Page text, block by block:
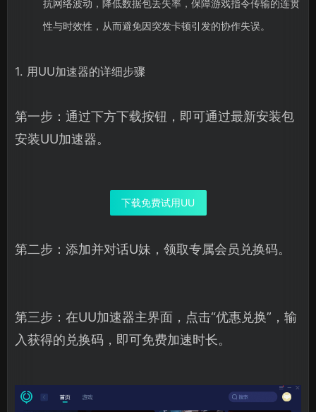
抗网络波动，降低数据包丢失率，保障游戏指令传输的连贯
性与时效性，从而避免因突发卡顿引发的协作失误。
1. 用UU加速器的详细步骤
第一步：通过下方下载按钮，即可通过最新安装包
安装UU加速器。
下载免费试用UU
第二步：添加并对话U妹，领取专属会员兑换码。
第三步：在UU加速器主界面，点击“优惠兑换”，输
入获得的兑换码，即可免费加速时长。